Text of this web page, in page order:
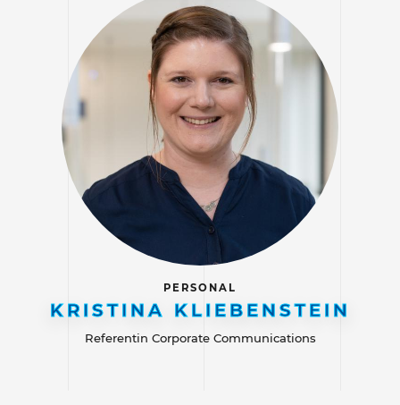
PERSONAL
KRISTINA KLIEBENSTEIN
Referentin Corporate Communications